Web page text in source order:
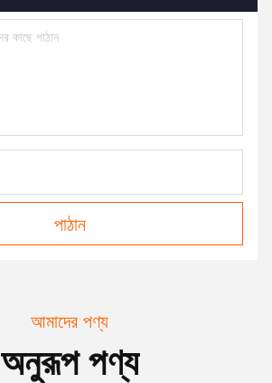
পাঠান
আমাদের পণ্য
অনুরূপ পণ্য